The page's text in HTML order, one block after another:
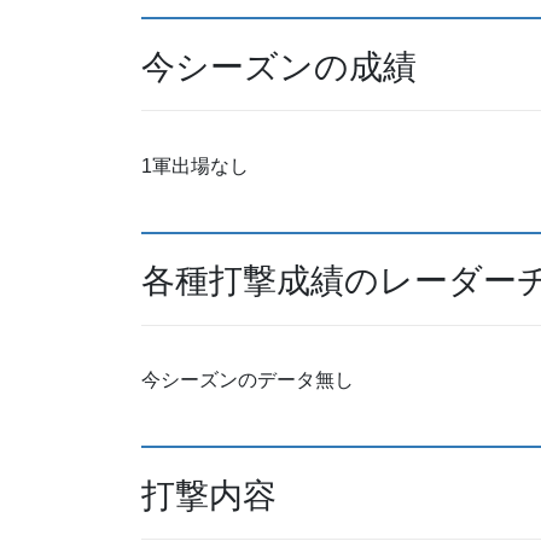
今シーズンの成績
1軍出場なし
各種打撃成績のレーダー
今シーズンのデータ無し
打撃内容